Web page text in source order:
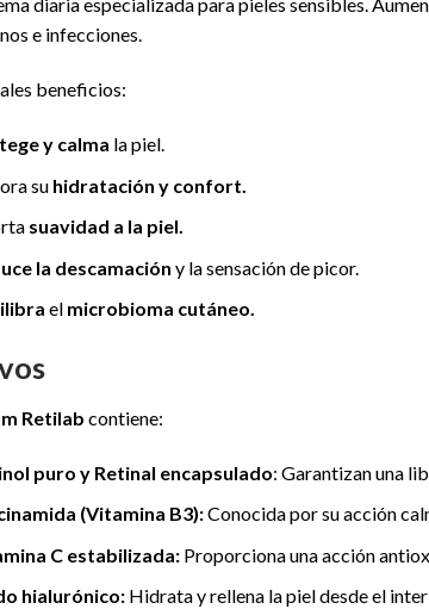
diaria especializada para pieles sensibles.
e infecciones.
beneficios:
y calma la piel.
su hidratación y confort.
suavidad a la piel.
la descamación y la sensación de picor.
el microbioma cutáneo.
Retilab contiene:
puro y Retinal encapsulado: Garantizan una
(Vitamina B3):Conocida por su acción
C estabilizada: Proporciona una acción
hialurónico: Hidrata y rellena la piel desde el